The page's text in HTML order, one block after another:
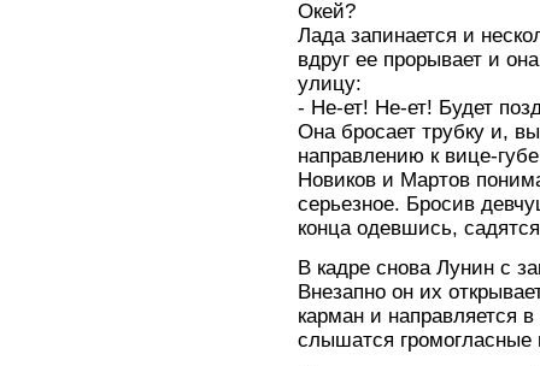
Окей?
Лада запинается и
вдруг ее прорывает и
улицу:
- Не-ет! Не-ет! Будет
Она бросает трубку и,
направлению к вице-
Новиков и Мартов
серьезное. Бросив
конца одевшись,
В кадре снова Лунин с
Внезапно он их
карман и направляется
слышатся громогласные